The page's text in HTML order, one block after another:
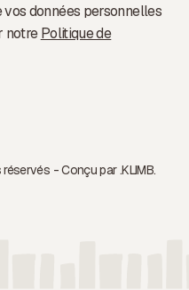
données personnelles
notrePolitique de
- Conçu par .KLIMB.